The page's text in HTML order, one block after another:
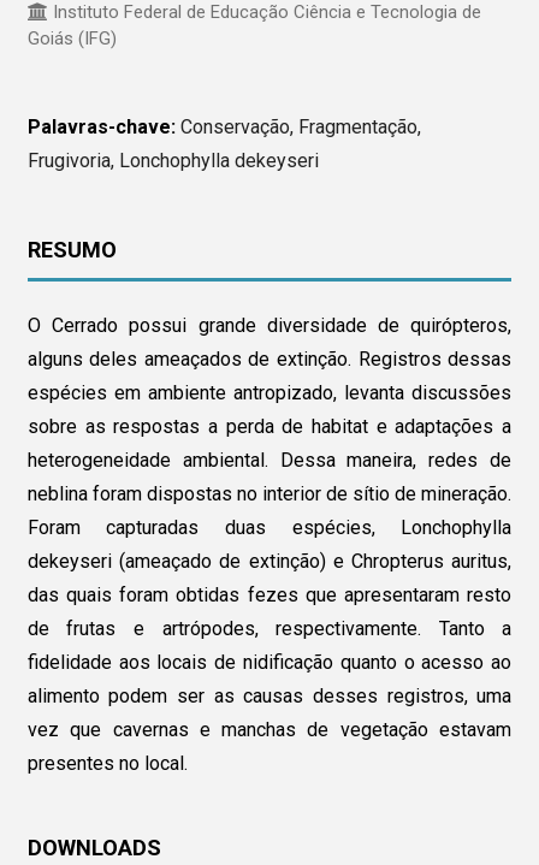
Instituto Federal de Educação Ciência e Tecnologia de
Goiás (IFG)
Palavras-chave: Conservação, Fragmentação,
Frugivoria, Lonchophylla dekeyseri
RESUMO
O Cerrado possui grande diversidade de quirópteros,
alguns deles ameaçados de extinção. Registros dessas
espécies em ambiente antropizado, levanta discussões
sobre as respostas a perda de habitat e adaptações a
heterogeneidade ambiental. Dessa maneira, redes de
neblina foram dispostas no interior de sítio de mineração.
Foram capturadas duas espécies, Lonchophylla
dekeyseri (ameaçado de extinção) e Chropterus auritus,
das quais foram obtidas fezes que apresentaram resto
de frutas e artrópodes, respectivamente. Tanto a
fidelidade aos locais de nidificação quanto o acesso ao
alimento podem ser as causas desses registros, uma
vez que cavernas e manchas de vegetação estavam
presentes no local.
DOWNLOADS